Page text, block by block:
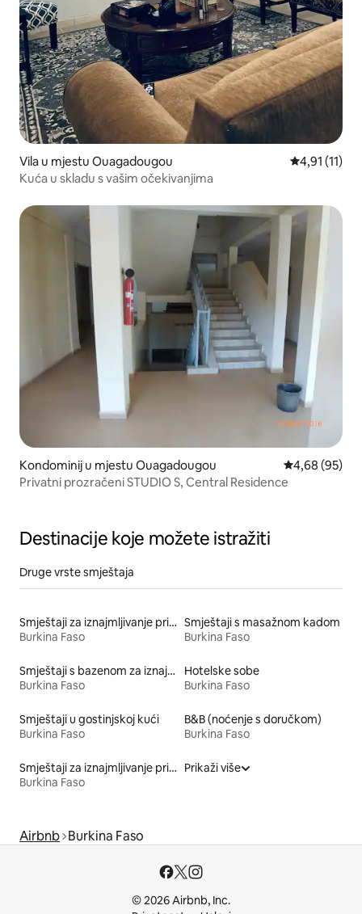
Vila u mjestu Ouagadougou Prosječna
4,91 (11)
Kuća u skladu s vašim očekivanjima
Kondominij u mjestu Ouagadougou Prosječna
4,68 (95)
Privatni prozračeni STUDIO S, Central Residence
Destinacije koje možete istražiti
Druge vrste smještaja
Smještaji za iznajmljivanje prikladni za porodice
Burkina Faso
Smještaji s masažnom kadom
Burkina Faso
Smještaji s bazenom za iznajmljivanje
Burkina Faso
Hotelske sobe
Burkina Faso
Smještaji u gostinjskoj kući
Burkina Faso
B&B (noćenje s doručkom)
Burkina Faso
Smještaji za iznajmljivanje prikladni za kućne ljubimce
Burkina Faso
Prikaži više
Airbnb Burkina Faso
© 2026 Airbnb, Inc.